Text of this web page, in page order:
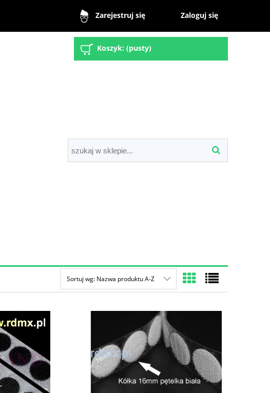
Koszyk: (pusty)
Zarejestruj się Zaloguj się
Sortuj wg: Nazwa produktu A-Z